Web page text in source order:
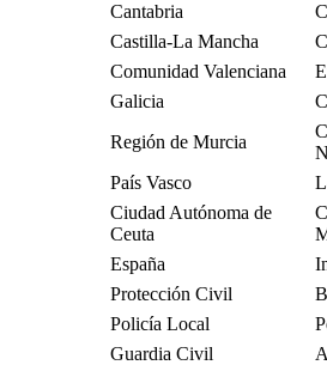
Cantabria
Castilla-La Mancha
Comunidad Valenciana
Galicia
Región de Murcia
País Vasco
Ciudad Autónoma de
Ceuta
España
Protección Civil
Policía Local
Guardia Civil